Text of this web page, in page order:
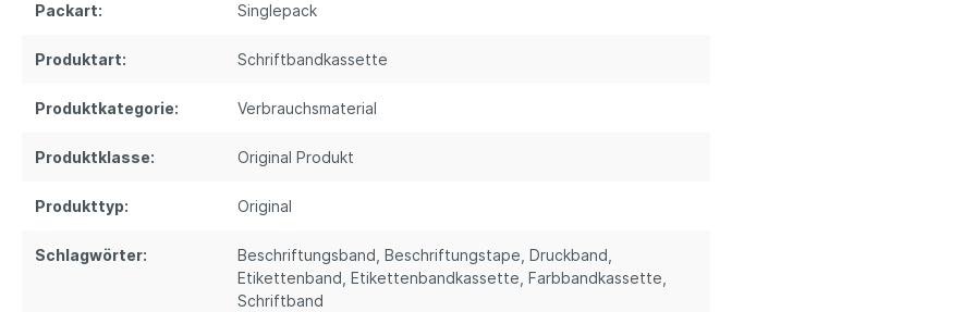
Packart: Singlepack
Produktart: Schriftbandkassette
Produktkategorie: Verbrauchsmaterial
Produktklasse: Original Produkt
Produkttyp: Original
Schlagwörter: Beschriftungsband , Beschriftungstape , Druckband
Etikettenband , Etikettenbandkassette , Farbbandkassette
Schriftband